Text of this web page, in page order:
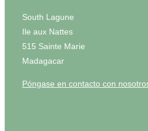
South Lagune
Ile aux Nattes
515 Sainte Marie
Madagacar
Póngase en contacto con